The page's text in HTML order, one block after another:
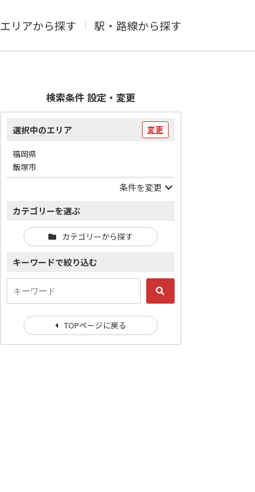
エリアから探す 駅・路線から探す
検索条件 設定・変更
選択中のエリア 変更
福岡県
飯塚市
条件を変更
カテゴリーを選ぶ
カテゴリーから探す
キーワードで絞り込む
TOPページに戻る